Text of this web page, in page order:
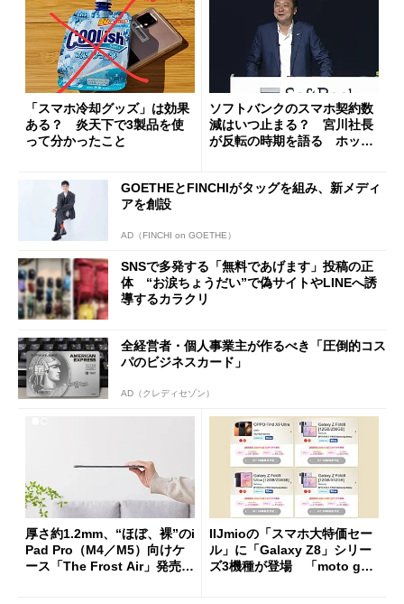
「スマホ冷却グッズ」は効果
ある？ 炎天下で3製品を使
って分かったこと
ソフトバンクのスマホ契約数
減はいつ止まる？ 宮川社長
が反転の時期を語る ホッピ
GOETHEとFINCHIがタッグを組み、新メディ
アを創設
AD（FINCHI on GOETHE）
SNSで多発する「無料であげます」投稿の正
体 “お涙ちょうだい”で偽サイトやLINEへ誘
導するカラクリ
全経営者・個人事業主が作るべき「圧倒的コス
パのビジネスカード」
AD（クレディセゾン）
厚さ約1.2mm、“ほぼ、裸”のi
Pad Pro（M4／M5）向けケ
ース「The Frost Air」発売
IIJmioの「スマホ大特価セー
ル」に「Galaxy Z8」シリー
ズ3機種が登場 「moto g37